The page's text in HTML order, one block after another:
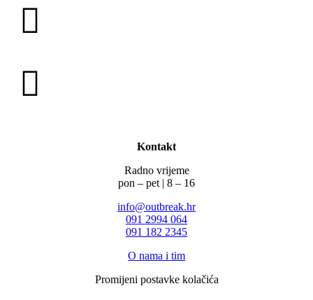
Kontakt
Radno vrijeme
pon – pet | 8 – 16
info@outbreak.hr
‪091 2994 064
091 182 2345
O nama i tim
Promijeni postavke kolačića